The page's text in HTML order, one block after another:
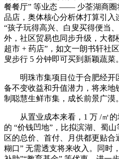
餐餐厅” 等业态 —— 少荃湖商圈
品店，奥体核心分析体打算引入
“孩子玩得高兴、白叟买得便当
外，社区贸易也同步升级，大都
超市 + 药店”，如文一朗书轩社
叟步行 5 分钟即可买到新颖蔬菜。
明珠市集项目位于合肥经开
备不变收益和升值潜力，将来
制聪慧生鲜市集，成长前景广漠。
从置业成本来看，1 万 /㎡的
的 “价钱凹地”，比拟滨湖、蜀
区的总价、首付、月供都更贴合
糊口” 无需透支将来收入。同时